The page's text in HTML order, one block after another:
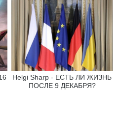
Helgi Sharp - ЕСТЬ ЛИ ЖИЗНЬ
ПОСЛЕ 9 ДЕКАБРЯ?